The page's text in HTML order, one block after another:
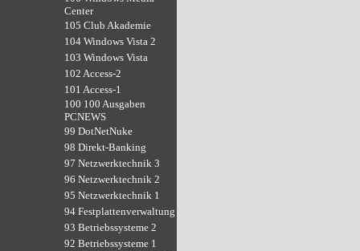
Center
105 Club Akademie
104 Windows Vista 2
103 Windows Vista
102 Access-2
101 Access-1
100 100 Ausgaben
PCNEWS
99 DotNetNuke
98 Direkt-Banking
97 Netzwerktechnik 3
96 Netzwerktechnik 2
95 Netzwerktechnik 1
94 Festplattenverwaltung
93 Betriebssysteme 2
92 Betriebssysteme 1